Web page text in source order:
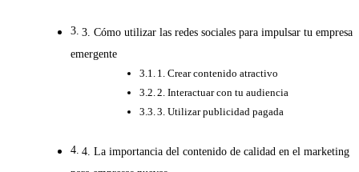
3. Cómo utilizar las redes sociales para impulsar tu empresa
emergente
1. Crear contenido atractivo
2. Interactuar con tu audiencia
3. Utilizar publicidad pagada
4. La importancia del contenido de calidad en el marketing